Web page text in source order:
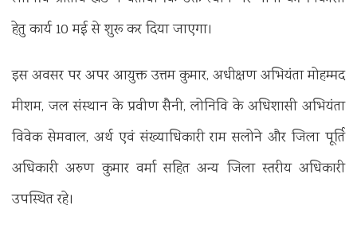
हेतु कार्य 10 मई से शुरू कर दिया जाएगा।
इस अवसर पर अपर आयुक्त उत्तम कुमार, अधीक्षण अभियंता मोहम्मद
मीशम, जल संस्थान के प्रवीण सैनी, लोनिवि के अधिशासी अभियंता
विवेक सेमवाल, अर्थ एवं संख्याधिकारी राम सलोने और जिला पूर्ति
अधिकारी अरुण कुमार वर्मा सहित अन्य जिला स्तरीय अधिकारी
उपस्थित रहे।